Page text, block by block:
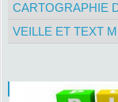
CARTOGRAPHIE
VEILLE ET TEXT